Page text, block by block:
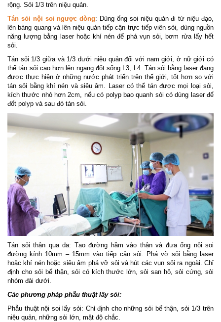
rộng. Sỏi 1/3 trên niệu quản.
Tán sỏi nội soi ngược dòng: Dùng ống soi niệu quản đi từ niệu đạo,
lên bàng quang và lên niệu quản tiếp cận trực tiếp viên sỏi, dùng nguồn
năng lượng bằng laser hoặc khí nén để phá vụn sỏi, bơm rửa lấy hết
sỏi.
Tán sỏi 1/3 giữa và 1/3 dưới niệu quản đối với nam giới, ở nữ giới có
thể tán sỏi cao hơn lên ngang đốt sống L3, L4. Tán sỏi bằng laser đang
được thực hiện ở những nước phát triển trên thế giới, tốt hơn so với
tán sỏi bằng khí nén và siêu âm. Laser có thể tán được mọi loại sỏi,
kích thước nhỏ hơn 2cm, nếu có polyp bao quanh sỏi có dùng laser để
đốt polyp và sau đó tán sỏi.
Tán sỏi thận qua da: Tạo đường hầm vào thận và đưa ống nội soi
đường kính 10mm – 15mm vào tiếp cận sỏi. Phá vỡ sỏi bằng laser
hoặc khí nén hoặc siêu âm phá vỡ sỏi và hút các vụn sỏi ra ngoài. Chỉ
định cho sỏi bể thận, sỏi có kích thước lớn, sỏi san hô, sỏi cứng, sỏi
nhóm đài dưới.
Các phương pháp phẫu thuật lấy sỏi:
Phẫu thuật nội soi lấy sỏi: Chỉ định cho những sỏi bể thận, sỏi 1/3 trên
niệu quản, những sỏi lớn, mật độ chắc.